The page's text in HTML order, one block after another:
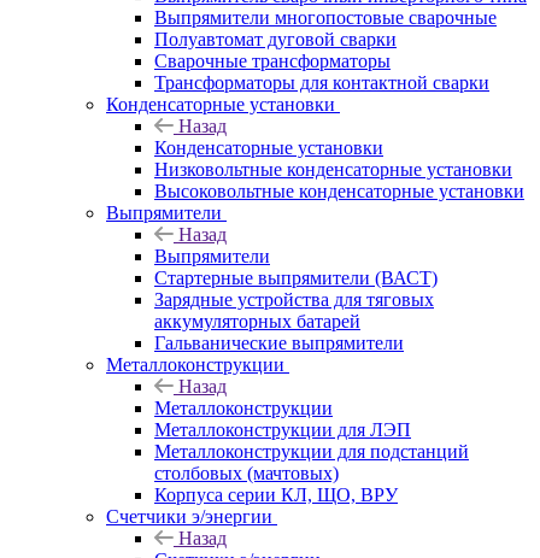
Выпрямители многопостовые сварочные
Полуавтомат дуговой сварки
Сварочные трансформаторы
Трансформаторы для контактной сварки
Конденсаторные установки
Назад
Конденсаторные установки
Низковольтные конденсаторные установки
Высоковольтные конденсаторные установки
Выпрямители
Назад
Выпрямители
Стартерные выпрямители (ВАСТ)
Зарядные устройства для тяговых
аккумуляторных батарей
Гальванические выпрямители
Металлоконструкции
Назад
Металлоконструкции
Металлоконструкции для ЛЭП
Металлоконструкции для подстанций
столбовых (мачтовых)
Корпуса серии КЛ, ЩО, ВРУ
Счетчики э/энергии
Назад